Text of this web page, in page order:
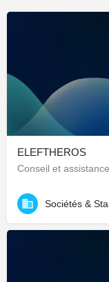
ELEFTHEROS
Conseil et
Sociétés &